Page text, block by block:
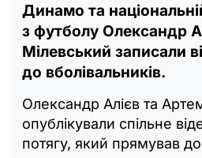
Динамо та
з футболу Олександр
Мілевський записали
до вболівальників.
Олександр Алієв та
опублікували спільне
потягу, який прямував